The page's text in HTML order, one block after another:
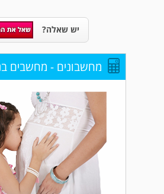
יש שאלה?
מחשבונים - מחשבים